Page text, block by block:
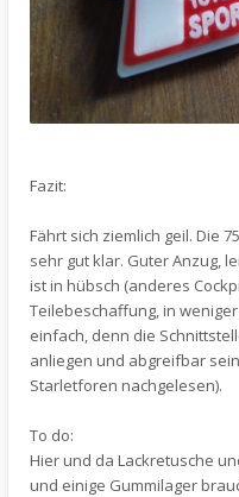
Fazit:
Fährt sich ziemlich geil. Die
sehr gut klar. Guter Anzug,
ist in hübsch (anderes
Teilebeschaffung, in
einfach, denn die
anliegen und abgreifbar
Starletforen nachgelesen).
To do:
Hier und da Lackretusche
und einige Gummilager